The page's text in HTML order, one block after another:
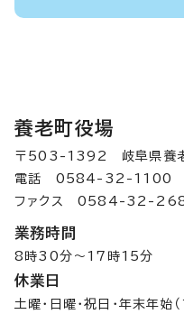
養老町役場
〒503-1392 岐阜県養
電話 0584-32-1100
ファクス 0584-32-
業務時間
8時30分～17時15分
休業日
土曜・日曜・祝日・年末年